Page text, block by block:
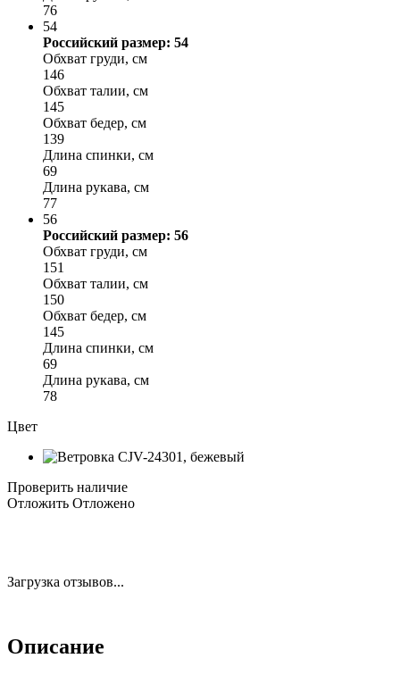
76
54
Российский размер: 54
Обхват груди, см
146
Обхват талии, см
145
Обхват бедер, см
139
Длина спинки, см
69
Длина рукава, см
77
56
Российский размер: 56
Обхват груди, см
151
Обхват талии, см
150
Обхват бедер, см
145
Длина спинки, см
69
Длина рукава, см
78
Цвет
Проверить наличие
Отложить Отложено
Загрузка отзывов...
Описание